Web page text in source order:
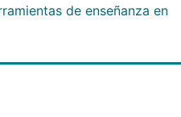
de enseñanza en